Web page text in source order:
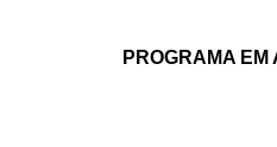
PROGRAMA